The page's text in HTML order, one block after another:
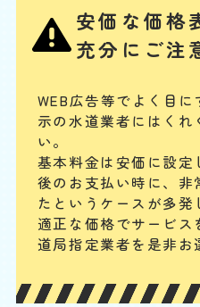
ポケットに入れておいたスマホや
もが持ち込んだおもちゃなどの固
ッポンでの対応が難しく、かえっ
す。物が見えない場合は専門業者
排水管は水が流れるためのもので
封水のために曲がった構造になっ
っかかってつまることがあります
安価な価格
充分にご注
WEB広告等でよく目
示の水道業者にはくれ
い。
基本料金は安価に設定
後のお支払い時に、 非
たというケースが多発
適正な価格でサービス
道局指定業者を是非お